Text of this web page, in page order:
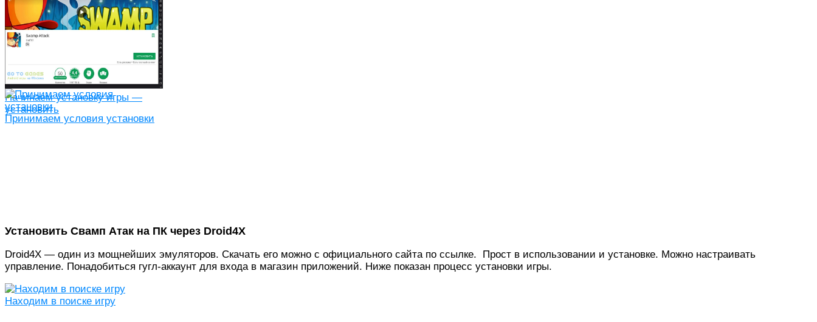
Начинаем установку игры —
установить
Принимаем условия установки
Установить Свамп Атак на ПК через Droid4X
Droid4X — один из мощнейших эмуляторов. Скачать его можно с официального сайта по ссылке. Прост в использовании и установке. Можно настраивать
управление. Понадобиться гугл-аккаунт для входа в магазин приложений. Ниже показан процесс установки игры.
Находим в поиске игру